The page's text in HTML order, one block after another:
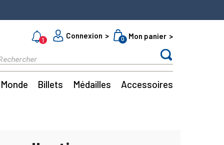
1
Connexion 0 Mon panier
Monde Billets Médailles Accessoires